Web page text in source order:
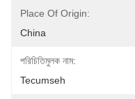
Place Of Origin:
China
পরিচিতিমুলক নাম:
Tecumseh